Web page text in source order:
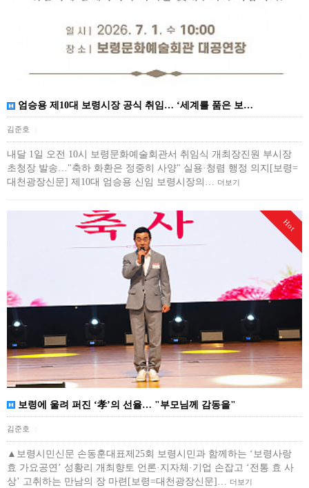
엄승용 제10대 보령시장 공식 취임… ‘세계를 품은 보…
김준호
내달 1일 오전 10시 보령문화예술회관서 취임식 개최장진원 부시장
초청장 발송…"축하 화환은 정중히 사양" 실용·청렴 행정 의지[보령=
대천광장신문] 제10대 엄승용 신임 보령시장의…
더보기
Hot
보령에 울려 퍼진 ‘孝’의 선율… "부모님께 감동을"
김준호
▲보령시민신문 손동훈대표제25회 보령시민과 함께하는 ‘보령사랑
효 가요공연’ 성황리 개최향토 언론·지자체·기업 손잡고 ‘전통 효 사
상’ 고취하는 만남의 장 마련[보령=대천광장신문]…
더보기